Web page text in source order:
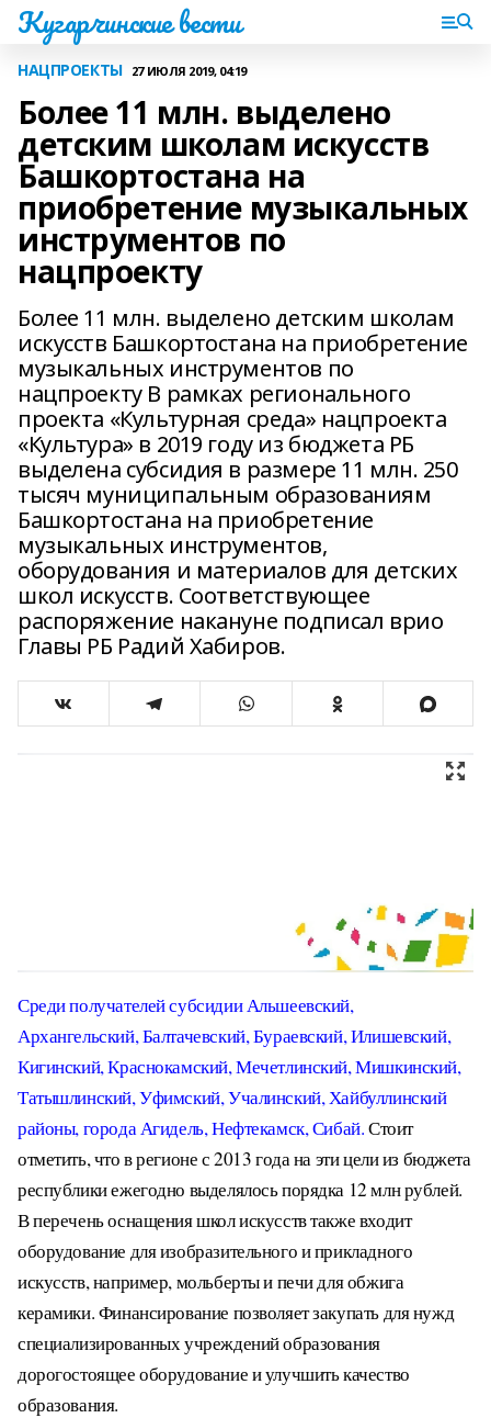
Кугарчинские вести
НАЦПРОЕКТЫ 27 ИЮЛЯ 2019, 04:19
Более 11 млн. выделено
детским школам искусств
Башкортостана на
приобретение музыкальных
инструментов по
нацпроекту
Более 11 млн. выделено детским школам
искусств Башкортостана на приобретение
музыкальных инструментов по
нацпроекту В рамках регионального
проекта «Культурная среда» нацпроекта
«Культура» в 2019 году из бюджета РБ
выделена субсидия в размере 11 млн. 250
тысяч муниципальным образованиям
Башкортостана на приобретение
музыкальных инструментов,
оборудования и материалов для детских
школ искусств. Соответствующее
распоряжение накануне подписал врио
Главы РБ Радий Хабиров.
Среди получателей субсидии Альшеевский,
Архангельский, Балтачевский, Бураевский, Илишевский,
Кигинский, Краснокамский, Мечетлинский, Мишкинский,
Татышлинский, Уфимский, Учалинский, Хайбуллинский
районы, города Агидель, Нефтекамск, Сибай.Стоит
отметить, что в регионе с 2013 года на эти цели из бюджета
республики ежегодно выделялось порядка 12 млн рублей.
В перечень оснащения школ искусств также входит
оборудование для изобразительного и прикладного
искусств, например, мольберты и печи для обжига
керамики. Финансирование позволяет закупать для нужд
специализированных учреждений образования
дорогостоящее оборудование и улучшить качество
образования.